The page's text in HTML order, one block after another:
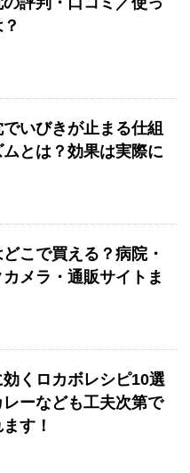
いびきが止まる仕組
とは？効果は実際に
こで買える？病院・
メラ・通販サイトま
くロカボレシピ10選
ーなども工夫次第で
す！